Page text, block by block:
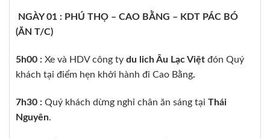
NGÀY 01 : PHÚ THỌ – CAO BẰNG – KDT PÁC BÓ
(ĂN T/C)
5h00 : Xe và HDV công ty du lich Âu Lạc Việt đón Quý
khách tại điểm hẹn khởi hành đi Cao Bằng.
7h30 : Quý khách dừng nghỉ chân ăn sáng tại Thái
Nguyên.